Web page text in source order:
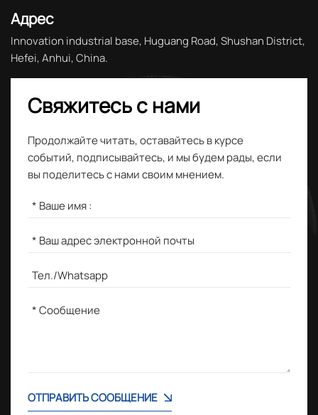
Адрес
Innovation industrial base, Huguang Road, Shushan District,
Hefei, Anhui, China.
Свяжитесь с нами
Продолжайте читать, оставайтесь в курсе
событий, подписывайтесь, и мы будем рады, если
вы поделитесь с нами своим мнением.
ОТПРАВИТЬ СООБЩЕНИЕ